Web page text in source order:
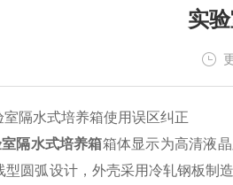
实
水式培养箱使用误区纠正
隔水式培养箱箱体显示为高清液
型圆弧设计，外壳采用冷轧钢板制